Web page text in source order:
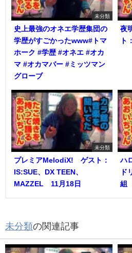
未分類
史上最強のオネエ学歴集団の
学歴がすごかったwww#トマ
ホーク #学歴 #オネエ #オカ
マ #オカマバー #ミッツマン
グローブ
夜
ト
未分類
プレミアMelodiX! ゲスト：
IS:SUE、DX TEEN、
MAZZEL 11月18日
ハ
ド
組
未分類の関連記事